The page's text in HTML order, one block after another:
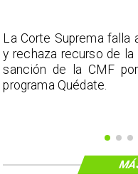
La Corte Suprema falla
y rechaza recurso de la
sanción de la CMF
programa Quédate.